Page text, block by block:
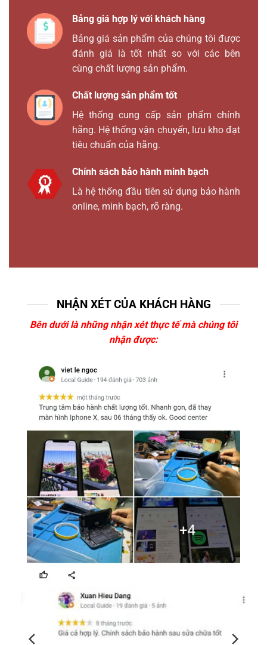
Bảng giá hợp lý với khách hàng
Bảng giá sản phẩm của chúng tôi được
đánh giá là tốt nhất so với các bên
cùng chất lượng sản phẩm.
Chất lượng sản phẩm tốt
Hệ thống cung cấp sản phẩm chính
hãng. Hệ thống vận chuyển, lưu kho đạt
tiêu chuẩn của hãng.
Chính sách bảo hành minh bạch
Là hệ thống đầu tiên sử dụng bảo hành
online, minh bạch, rõ ràng.
NHẬN XÉT CỦA KHÁCH HÀNG
Bên dưới là những nhận xét thực tế mà chúng tôi
nhận được: